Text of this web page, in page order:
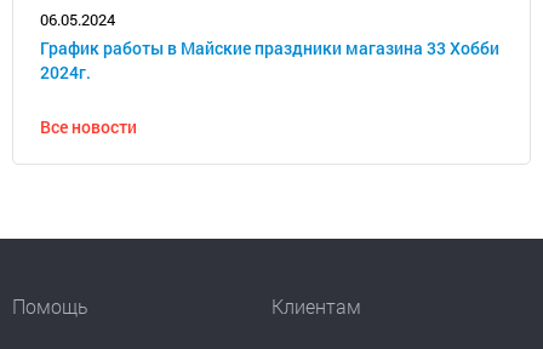
06.05.2024
График работы в Майские праздники магазина 33 Хобби
2024г.
Все новости
Помощь Клиентам